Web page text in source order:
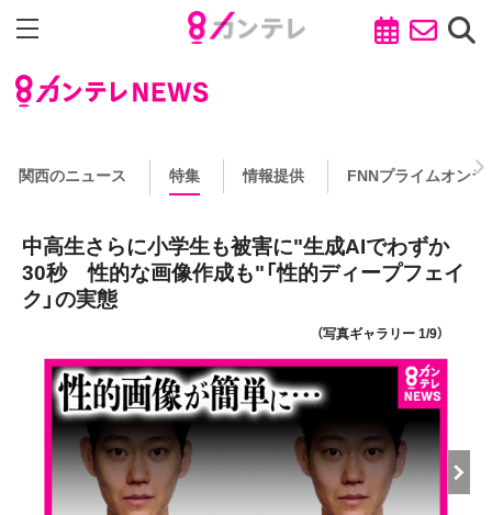
関西のニュース 特集 情報提供 FNNプライムオンラ
中高生さらに小学生も被害に"生成AIでわずか
30秒 性的な画像作成も"「性的ディープフェイ
ク」の実態
（写真ギャラリー 1/9）